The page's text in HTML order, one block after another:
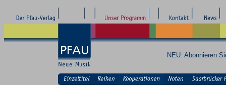
NEU: Abonnieren